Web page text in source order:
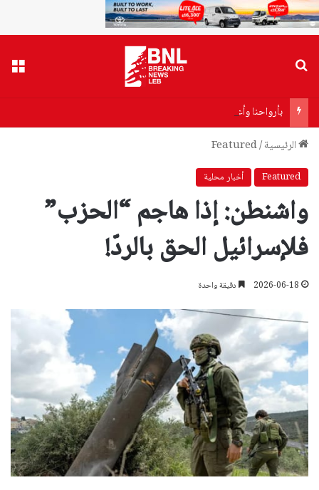
الرئيسية/
Featured
Featured أخبار محلية
واشنطن: إذا هاجم “الحزب”
فلإسرائيل الحق بالردّ!
2026-06-18 دقيقة واحدة